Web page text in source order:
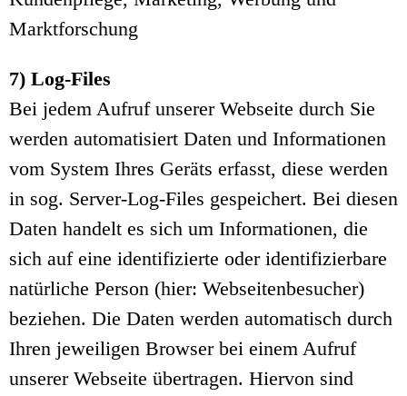
Marktforschung
7) Log-Files
Bei jedem Aufruf unserer Webseite durch Sie
werden automatisiert Daten und Informationen
vom System Ihres Geräts erfasst, diese werden
in sog. Server-Log-Files gespeichert. Bei diesen
Daten handelt es sich um Informationen, die
sich auf eine identifizierte oder identifizierbare
natürliche Person (hier: Webseitenbesucher)
beziehen. Die Daten werden automatisch durch
Ihren jeweiligen Browser bei einem Aufruf
unserer Webseite übertragen. Hiervon sind